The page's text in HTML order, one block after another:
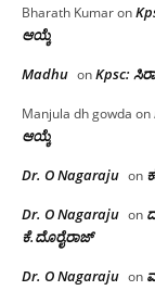
Bharath Kumaron
ಆಯ್ಕೆ
Madhu onKpsc:
Manjula dh gowda on
ಆಯ್ಕೆ
Dr. O Nagaraju on
Dr. O Nagaraju on
ಕೆ.ದೊರೈರಾಜ್
Dr. O Nagaraju on